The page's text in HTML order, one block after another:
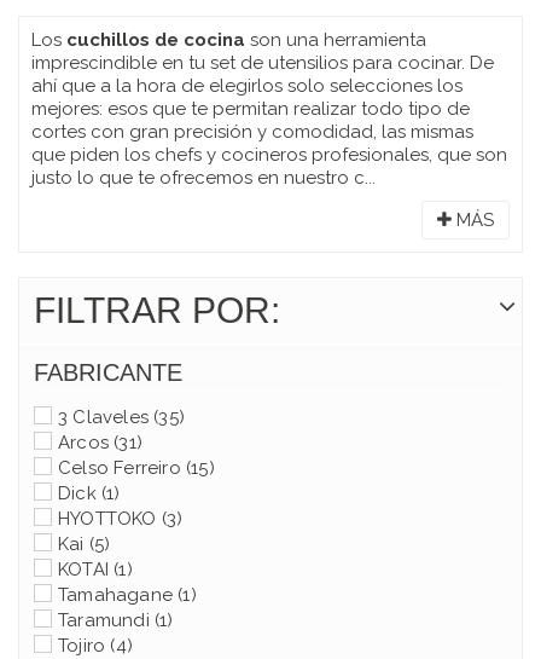
Los cuchillos de cocina son una herramienta
imprescindible en tu set de utensilios para cocinar. De
ahí que a la hora de elegirlos solo selecciones los
mejores: esos que te permitan realizar todo tipo de
cortes con gran precisión y comodidad, las mismas
que piden los chefs y cocineros profesionales, que son
justo lo que te ofrecemos en nuestro c...
MÁS
FILTRAR POR:
FABRICANTE
3 Claveles (35)
Arcos (31)
Celso Ferreiro (15)
Dick(1)
HYOTTOKO (3)
Kai (5)
KOTAI (1)
Tamahagane (1)
Taramundi (1)
Tojiro (4)